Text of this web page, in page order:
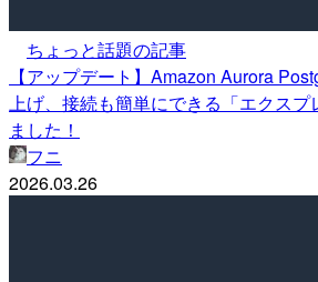
ちょっと話題の記事
【アップデート】Amazon Aurora
上げ、接続も簡単にできる「エクス
ました！
フニ
2026.03.26